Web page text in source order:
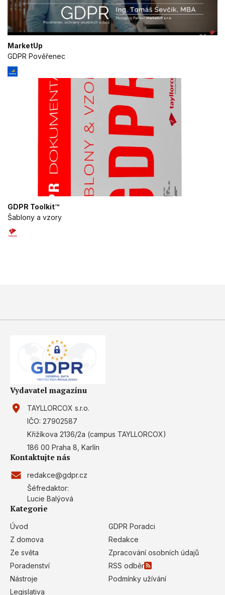
MarketUp
GDPR Pověřenec
GDPR Toolkit™
Šablony a vzory
Vydavatel magazínu
TAYLLORCOX s.r.o.
IČO: 27902587
Křižíkova 2136/2a (campus TAYLLORCOX)
186 00 Praha 8, Karlín
Kontaktujte nás
redakce@gdpr.cz
Šéfredaktor:
Lucie Balýová
Kategorie
Úvod
Z domova
Ze světa
Poradenství
Nástroje
Legislativa
GDPR Poradci
Redakce
Zpracování osobních údajů
RSS odběr
Podmínky užívání